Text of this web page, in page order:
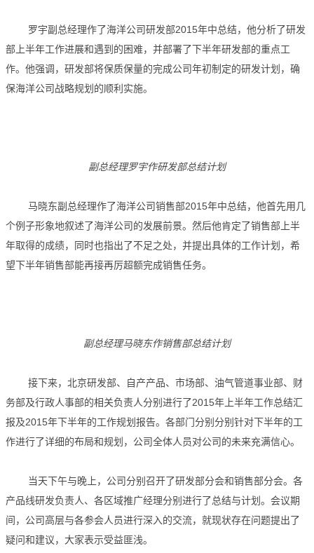
罗宇副总经理作了海洋公司研发部2015年中总结，他分析了研发
部上半年工作进展和遇到的困难，并部署了下半年研发部的重点工
作。他强调，研发部将保质保量的完成公司年初制定的研发计划，确
保海洋公司战略规划的顺利实施。
副总经理罗宇作研发部总结计划
马晓东副总经理作了海洋公司销售部2015年中总结，他首先用几
个例子形象地叙述了海洋公司的发展前景。然后他肯定了销售部上半
年取得的成绩，同时也指出了不足之处，并提出具体的工作计划，希
望下半年销售部能再接再厉超额完成销售任务。
副总经理马晓东作销售部总结计划
接下来，北京研发部、自产产品、市场部、油气管道事业部、财
务部及行政人事部的相关负责人分别进行了2015年上半年工作总结汇
报及2015年下半年的工作规划报告。各部门分别分别针对下半年的工
作进行了详细的布局和规划，公司全体人员对公司的未来充满信心。
当天下午与晚上，公司分别召开了研发部分会和销售部分会。各
产品线研发负责人、各区域推广经理分别进行了总结与计划。会议期
间，公司高层与各参会人员进行深入的交流，就现状存在问题提出了
疑问和建议，大家表示受益匪浅。